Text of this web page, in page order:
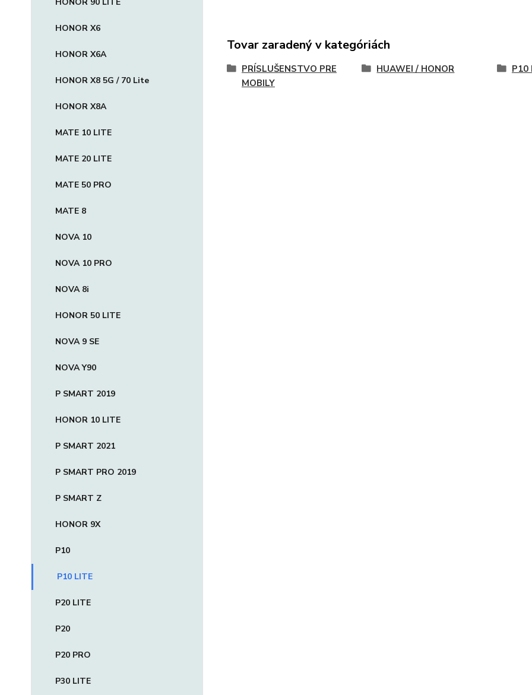
HONOR X6
HONOR X6A
HONOR X8 5G / 70 Lite
HONOR X8A
MATE 10 LITE
MATE 20 LITE
MATE 50 PRO
MATE 8
NOVA 10
NOVA 10 PRO
NOVA 8i
HONOR 50 LITE
NOVA 9 SE
NOVA Y90
P SMART 2019
HONOR 10 LITE
P SMART 2021
P SMART PRO 2019
P SMART Z
HONOR 9X
P10
P10 LITE
P20 LITE
P20
P20 PRO
P30 LITE
Tovar zaradený v kategóriách
PRÍSLUŠENSTVO PRE
MOBILY
HUAWEI / HONOR P10